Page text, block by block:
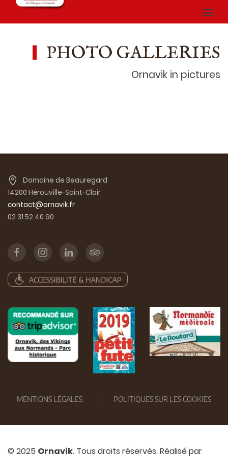
PHOTO GALLERIES
Ornavik in pictures
Domaine de Beauregard
14200 Hérouville-Saint-Clair
contact@ornavik.fr
02 31 52 40 90
MENTIONS LÉGALES POLITIQUES SUR LES COOKIES
© 2025 Ornavik. Tous droits réservés. Réalisé par